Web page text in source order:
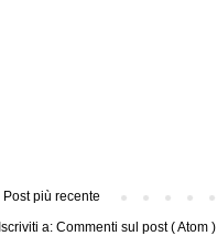
Post più recente
Iscriviti a: Commenti sul post ( Atom )